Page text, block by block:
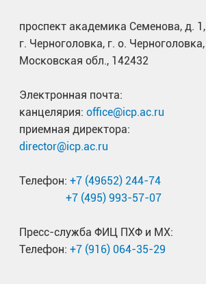
проспект академика Семенова, д. 1,
г. Черноголовка, г. о. Черноголовка,
Московская обл., 142432
Электронная почта:
канцелярия: office@icp.ac.ru
приемная директора:
director@icp.ac.ru
Телефон: +7 (49652) 244-74
+7 (495) 993-57-07
Пресс-служба ФИЦ ПХФ и МХ:
Телефон: +7 (916) 064-35-29